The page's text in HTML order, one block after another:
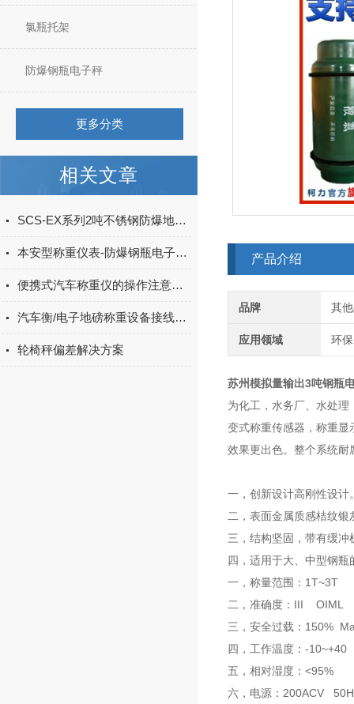
氯瓶托架
防爆钢瓶电子秤
更多分类
相关文章
SCS-EX系列2吨不锈钢防爆地磅,1吨上限下限报警防爆电子地磅
本安型称重仪表-防爆钢瓶电子秤的标定方法
便携式汽车称重仪的操作注意事项
汽车衡/电子地磅称重设备接线与接地知识
轮椅秤偏差解决方案
产品介绍
品牌 其
应用领域 环
苏州模拟量输出3吨钢瓶
为化工，水务厂、水处
变式称重传感器，称重
效果更出色。整个系统
一，创新设计高刚性设计
二，表面金属质感桔纹银
三，结构坚固，带有缓
四，适用于大、中型钢瓶
一，称量范围：1T~3T
二，准确度：III OIML
三，安全过载：150%
四，工作温度：-10~+40
五，相对湿度：<95%
六，电源：200ACV